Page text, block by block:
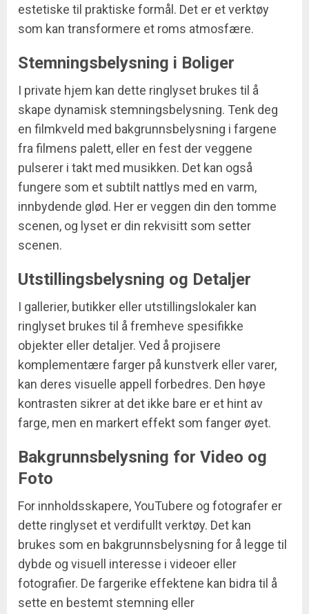
estetiske til praktiske formål. Det er et verktøy
som kan transformere et roms atmosfære.
Stemningsbelysning i Boliger
I private hjem kan dette ringlyset brukes til å
skape dynamisk stemningsbelysning. Tenk deg
en filmkveld med bakgrunnsbelysning i fargene
fra filmens palett, eller en fest der veggene
pulserer i takt med musikken. Det kan også
fungere som et subtilt nattlys med en varm,
innbydende glød. Her er veggen din den tomme
scenen, og lyset er din rekvisitt som setter
scenen.
Utstillingsbelysning og Detaljer
I gallerier, butikker eller utstillingslokaler kan
ringlyset brukes til å fremheve spesifikke
objekter eller detaljer. Ved å projisere
komplementære farger på kunstverk eller varer,
kan deres visuelle appell forbedres. Den høye
kontrasten sikrer at det ikke bare er et hint av
farge, men en markert effekt som fanger øyet.
Bakgrunnsbelysning for Video og
Foto
For innholdsskapere, YouTubere og fotografer er
dette ringlyset et verdifullt verktøy. Det kan
brukes som en bakgrunnsbelysning for å legge til
dybde og visuell interesse i videoer eller
fotografier. De fargerike effektene kan bidra til å
sette en bestemt stemning eller